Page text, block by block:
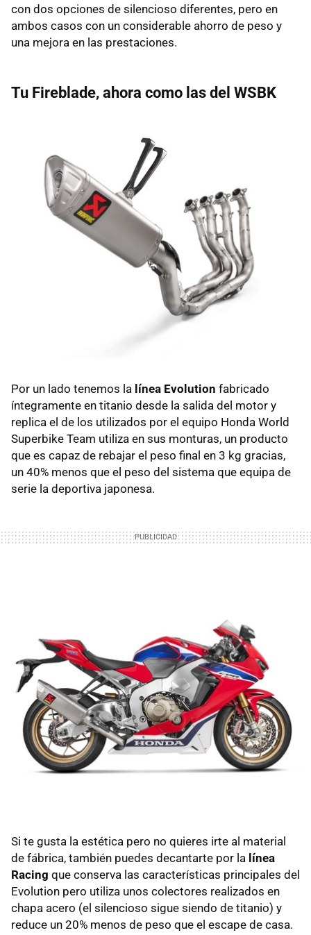
con dos opciones de silencioso diferentes, pero en
ambos casos con un considerable ahorro de peso y
una mejora en las prestaciones.
Tu Fireblade, ahora como las del WSBK
Por un lado tenemos la línea Evolution fabricado
íntegramente en titanio desde la salida del motor y
replica el de los utilizados por el equipo Honda World
Superbike Team utiliza en sus monturas, un producto
que es capaz de rebajar el peso final en 3 kg gracias,
un 40% menos que el peso del sistema que equipa de
serie la deportiva japonesa.
Si te gusta la estética pero no quieres irte al material
de fábrica, también puedes decantarte por la línea
Racing que conserva las características principales del
Evolution pero utiliza unos colectores realizados en
chapa acero (el silencioso sigue siendo de titanio) y
reduce un 20% menos de peso que el escape de casa.